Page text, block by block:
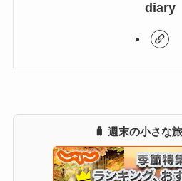
diary
🧳 週末の小さな